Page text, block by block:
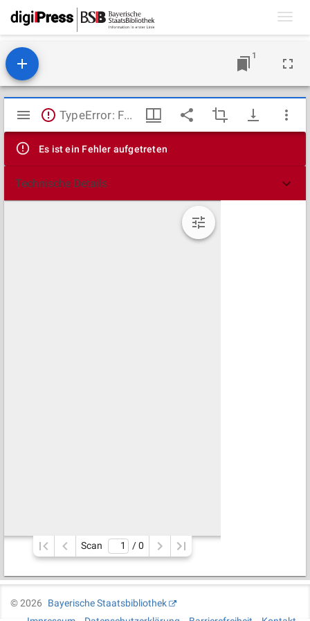
1
Mirador
Viewer
TypeError: Failed to fetch
Es ist ein Fehler aufgetreten
Technische Details
Scan / 0
©2026
Bayerische Staatsbibliothek